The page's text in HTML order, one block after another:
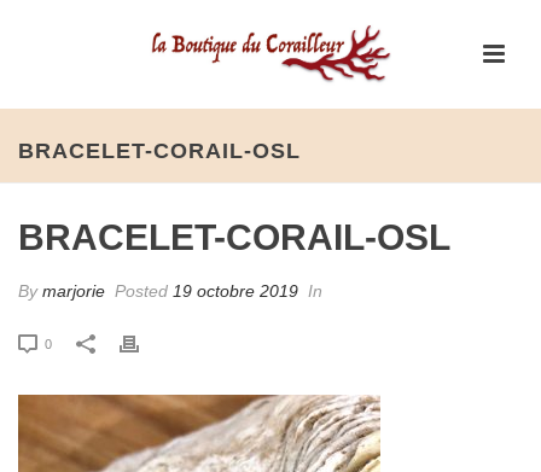
BRACELET-CORAIL-OSL
BRACELET-CORAIL-OSL
Bymarjorie Posted 19 octobre 2019 In
0